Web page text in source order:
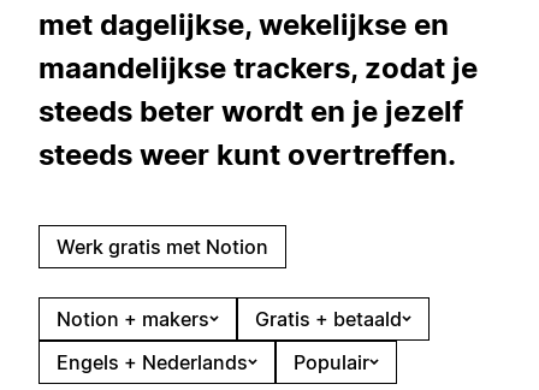
met dagelijkse, wekelijkse en
maandelijkse trackers, zodat je
steeds beter wordt en je jezelf
steeds weer kunt overtreffen.
Werk gratis met Notion
Notion + makers
Gratis + betaald
Engels + Nederlands
Populair